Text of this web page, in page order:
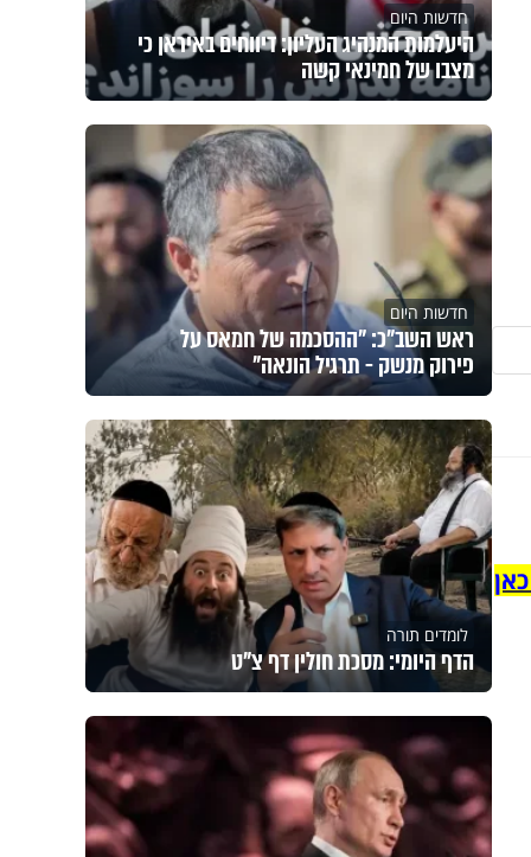
חדשות היום
היעלמות המנהיג העליון: דיווחים באיראן כי
מצבו של חמינאי קשה
חדשות היום
ראש השב"כ: "ההסכמה של חמאס על
פירוק מנשק - תרגיל הונאה"
לומדים תורה
הדף היומי: מסכת חולין דף צ"ט